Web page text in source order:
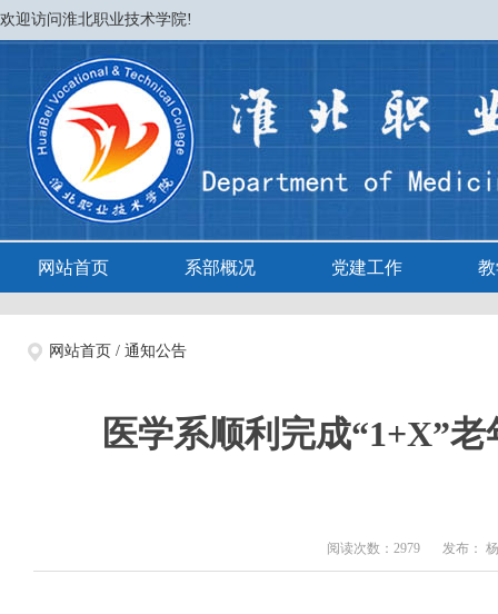
欢迎访问淮北职业技术学院!
网站首页 系部概况 党建工作
网站首页 / 通知公告
医学系顺利完成“1+X”
阅读次数：2979 发布：